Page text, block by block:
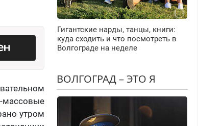
массовые
утром
Гигантские нарды, танцы, книги:
куда сходить и что посмотреть в
Волгограде на неделе
ВОЛГОГРАД – ЭТО Я